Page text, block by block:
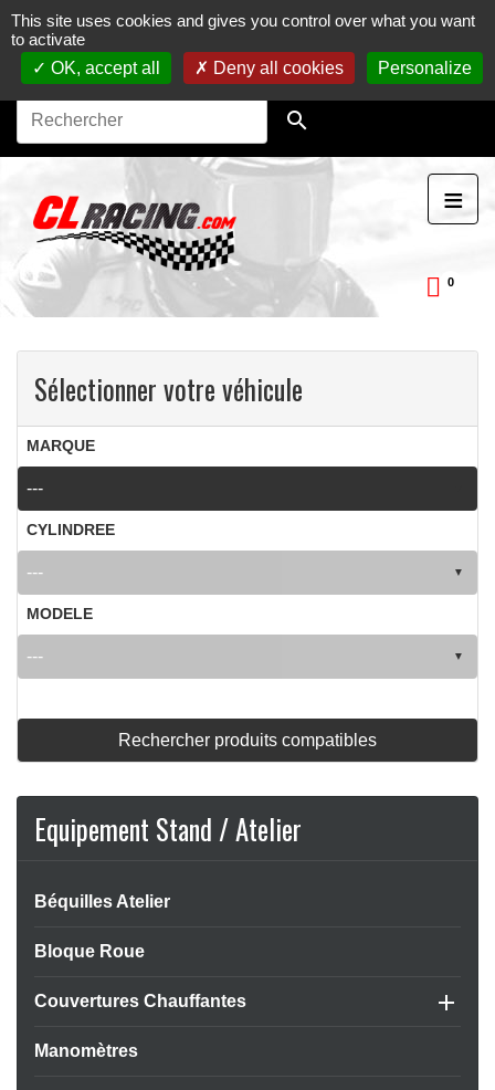
Journées, stages et baptêmes moto sur circuit.Vente en
ligne de pièces détachées moto.
préparation moto

≡
0
Sélectionner votre véhicule
MARQUE
CYLINDREE
MODELE
Rechercher produits compatibles
Equipement Stand / Atelier
Béquilles Atelier
Bloque Roue
Couvertures Chauffantes 
Manomètres
APERÇU RAPIDE
This site uses cookies and gives you control over what you want
to activate
OK, accept all
Deny all cookies Personalize